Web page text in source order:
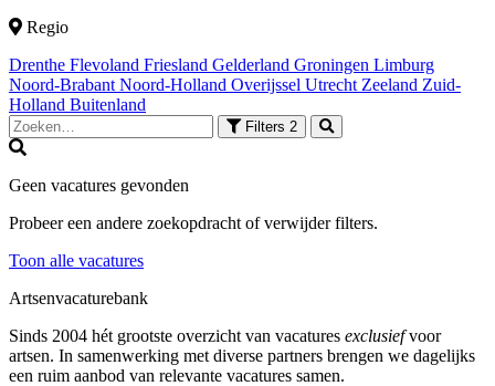
Regio
Drenthe Flevoland Friesland Gelderland Groningen Limburg
Noord-Brabant Noord-Holland Overijssel Utrecht Zeeland Zuid-
Holland Buitenland
Filters 2
Geen vacatures gevonden
Probeer een andere zoekopdracht of verwijder filters.
Toon alle vacatures
Artsenvacaturebank
Sinds 2004 hét grootste overzicht van vacatures exclusiefvoor
artsen. In samenwerking met diverse partners brengen we dagelijks
een ruim aanbod van relevante vacatures samen.